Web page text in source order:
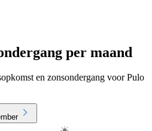
per maand
en zonsondergang voor Pulo